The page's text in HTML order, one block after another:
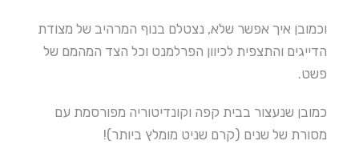
וכמובן איך אפשר שלא, נצטלם בנוף המרהיב של מצודת
הדייגים והתצפית לכיוון הפרלמנט וכל הצד המהמם של
פשט.
כמובן שנעצור בבית קפה וקונדיטוריה מפורסמת עם
מסורת של שנים (קרם שניט מומלץ ביותר)!